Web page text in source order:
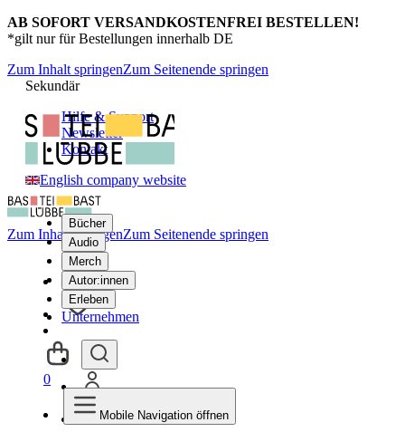
AB SOFORT VERSANDKOSTENFREI BESTELLEN!
*gilt nur für Bestellungen innerhalb DE
Zum Inhalt springenZum Seitenende springen
Sekundär
Hilfe & Support
Newsletter
Kontakt
English company website
Bücher
Audio
Merch
Autor:innen
Erleben
Unternehmen
Zum Inhalt springenZum Seitenende springen
0
Mobile Navigation öffnen